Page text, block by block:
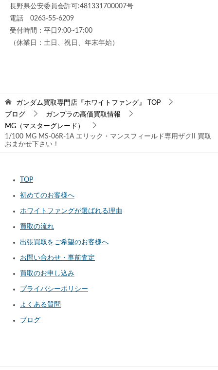
長野県公安委員会許可:481331700007号
電話 0263-55-6209
受付時間：平日9:00~17:00
（休業日：土日、祝日、年末年始）
ガンダム買取専門店『ホワイトファング』
TOP
ブログ
ガンプラの高価買取情報
MG（マスターグレード）
1/100 MG MS-06R-1A エリック・マンスフィールド専用ザクII 買取
おまかせ下さい！
TOP
初めてのお客様へ
ホワイトファングが選ばれる理由
買取の流れ
出張買取をご希望のお客様へ
お問い合わせ・事前査定
買取のお申し込み
プライバシーポリシー
よくある質問
ブログ